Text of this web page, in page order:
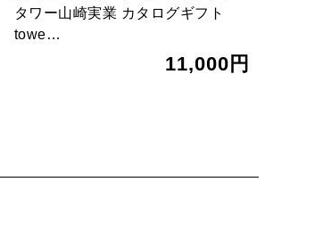
タワー山崎実業 カタログギフト
towe…
11,000円